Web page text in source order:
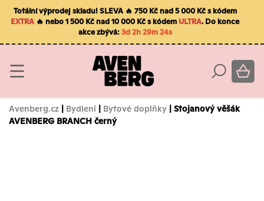
Totální výprodej skladu! SLEVA 🔥 750 Kč nad 5 000 Kč s kódem
EXTRA 🔥 nebo 1 500 Kč nad 10 000 Kč s kódem ULTRA. Do konce
akce zbývá:3d 2h 29m 23s
Avenberg.cz | Bydlení | Bytové doplňky | Stojanový věšák
AVENBERG BRANCH černý